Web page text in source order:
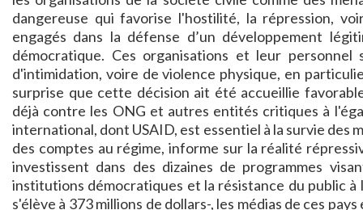
dangereuse qui favorise l'hostilité, la répression,
engagés dans la défense d’un développement
démocratique. Ces organisations et leur
d'intimidation, voire de violence physique, en
surprise que cette décision ait été accueillie
déjà contre les ONG et autres entités critiques à
international, dont USAID, est essentiel à la survie des
des comptes au régime, informe sur la réalité
investissent dans des dizaines de programmes
institutions démocratiques et la résistance du public
s'élève à 373 millions de dollars-, les médias de ces